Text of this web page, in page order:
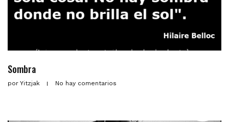
Sombra
por Yitzjak No hay comentarios